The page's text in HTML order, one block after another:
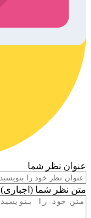
عنوان نظر شما
متن نظر شما (اجباری)